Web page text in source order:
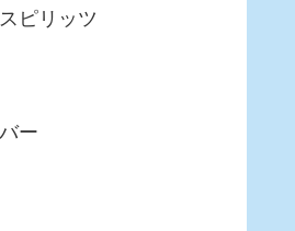
ピリッツ
ー